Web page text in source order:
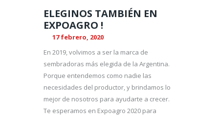
ELEGINOS TAMBIÉN EN
EXPOAGRO !
17 febrero, 2020
En 2019, volvimos a ser la marca de
sembradoras más elegida de la Argentina.
Porque entendemos como nadie las
necesidades del productor, y brindamos lo
mejor de nosotros para ayudarte a crecer.
Te esperamos en Expoagro 2020 para